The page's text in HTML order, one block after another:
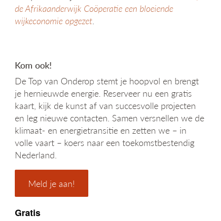
de Afrikaanderwijk Coöperatie een bloeiende
wijkeconomie opgezet.
Kom ook!
De Top van Onderop stemt je hoopvol en brengt
je hernieuwde energie. Reserveer nu een gratis
kaart, kijk de kunst af van succesvolle projecten
en leg nieuwe contacten. Samen versnellen we de
klimaat- en energietransitie en zetten we – in
volle vaart – koers naar een toekomstbestendig
Nederland.
Meld je aan!
Gratis